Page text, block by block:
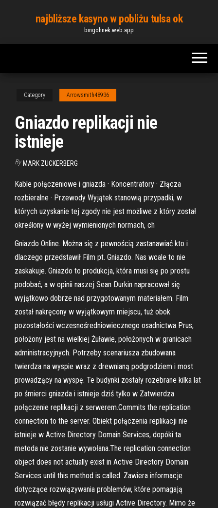
content
najbliższe kasyno w pobliżu tulsa ok
bingohnek.web.app
Category Arrowsmith48936
Gniazdo replikacji nie
istnieje
By MARK ZUCKERBERG
Kable połączeniowe i gniazda · Koncentratory · Złącza
rozbieralne · Przewody Wyjątek stanowią przypadki, w
których uzyskanie tej zgody nie jest możliwe z który został
określony w wyżej wymienionych normach, ch
Gniazdo Online. Można się z pewnością zastanawiać kto i
dlaczego przedstawił Film pt. Gniazdo. Nas wcale to nie
zaskakuje. Gniazdo to produkcja, która musi się po prostu
podobać, a w opinii naszej Sean Durkin napracował się
wyjątkowo dobrze nad przygotowanym materiałem. Film
został nakręcony w wyjątkowym miejscu, tuż obok
pozostałości wczesnośredniowiecznego osadnictwa Prus,
położony jest na wielkiej Żuławie, położonych w granicach
administracyjnych. Potrzeby scenariusza zbudowana
twierdza na wyspie wraz z drewnianą podgrodziem i most
prowadzący na wyspę. Te budynki zostały rozebrane kilka lat
po śmierci gniazda i istnieje dziś tylko w Zatwierdza
połączenie replikacji z serwerem.Commits the replication
connection to the server. Obiekt połączenia replikacji nie
istnieje w Active Directory Domain Services, dopóki ta
metoda nie zostanie wywołana.The replication connection
object does not actually exist in Active Directory Domain
Services until this method is called. Zawiera informacje
dotyczące rozwiązywania problemów, które pomagają
rozwiązać błędy replikacji usługi Active Directory. Mimo że